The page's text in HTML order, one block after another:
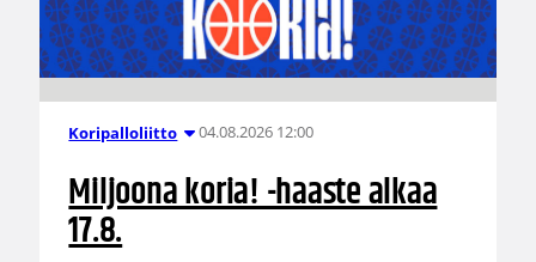
Koripalloliitto 04.08.2026 12:00
Miljoona koria! -haaste alkaa
17.8.